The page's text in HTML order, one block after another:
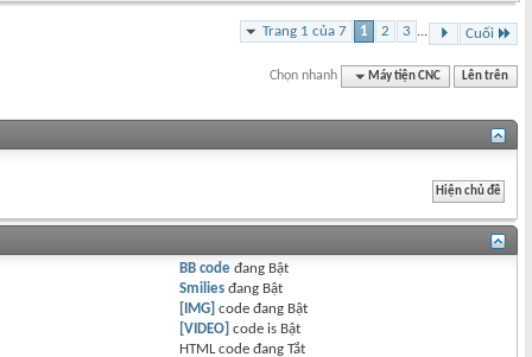
Trang 1 của 7 1 2 3 ... Cuối
Chọn nhanh Máy tiện CNC Lên trên
BB code đang Bật
Smilies đang Bật
[IMG] code đang Bật
[VIDEO] code is Bật
HTML code đangTắt